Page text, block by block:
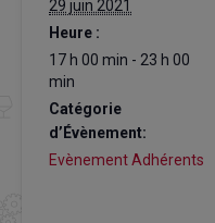
29 juin 2021
Heure :
17 h 00 min - 23 h 00
min
Catégorie
d’Évènement:
Evènement Adhérents